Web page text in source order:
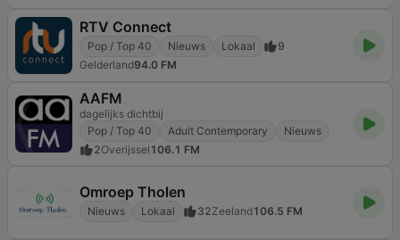
RTV Connect
Pop / Top 40 Nieuws Lokaal
9
Gelderland94.0 FM
AAFM
dagelijks dichtbij
Pop / Top 40
Adult Contemporary
Nieuws
2Overijssel 106.1 FM
Omroep Tholen
Nieuws Lokaal 32Zeeland106.5 FM